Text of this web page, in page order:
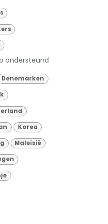
ondersteund
Denemarken
Korea
Maleisië